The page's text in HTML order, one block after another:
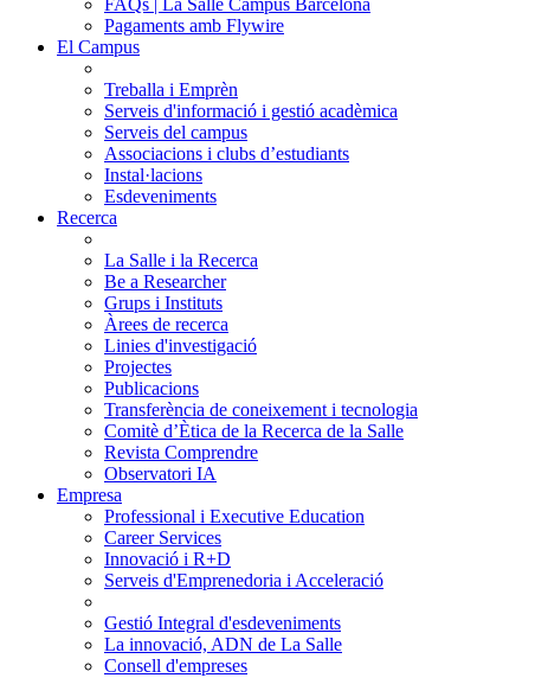
FAQs | La Salle Campus Barcelona
Pagaments amb Flywire
El Campus
Treballa i Emprèn
Serveis d'informació i gestió acadèmica
Serveis del campus
Associacions i clubs d’estudiants
Instal·lacions
Esdeveniments
Recerca
La Salle i la Recerca
Be a Researcher
Grups i Instituts
Àrees de recerca
Linies d'investigació
Projectes
Publicacions
Transferència de coneixement i tecnologia
Comitè d’Ètica de la Recerca de la Salle
Revista Comprendre
Observatori IA
Empresa
Professional i Executive Education
Career Services
Innovació i R+D
Serveis d'Emprenedoria i Acceleració
Gestió Integral d'esdeveniments
La innovació, ADN de La Salle
Consell d'empreses